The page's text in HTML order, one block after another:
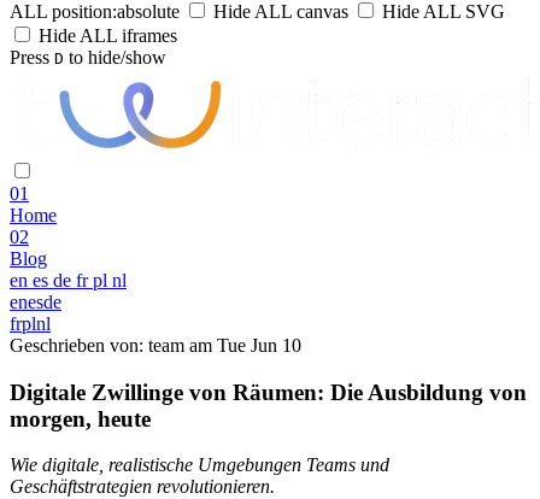
ALL position:absolute
Hide ALL canvas
Hide ALL SVG
Hide ALL iframes
Press D to hide/show
01
Home
02
Blog
en es de fr pl nl
enesde
frplnl
Geschrieben von: team am Tue Jun 10
Digitale Zwillinge von Räumen: Die Ausbildung von
morgen, heute
Wie digitale, realistische Umgebungen Teams und
Geschäftstrategien revolutionieren.